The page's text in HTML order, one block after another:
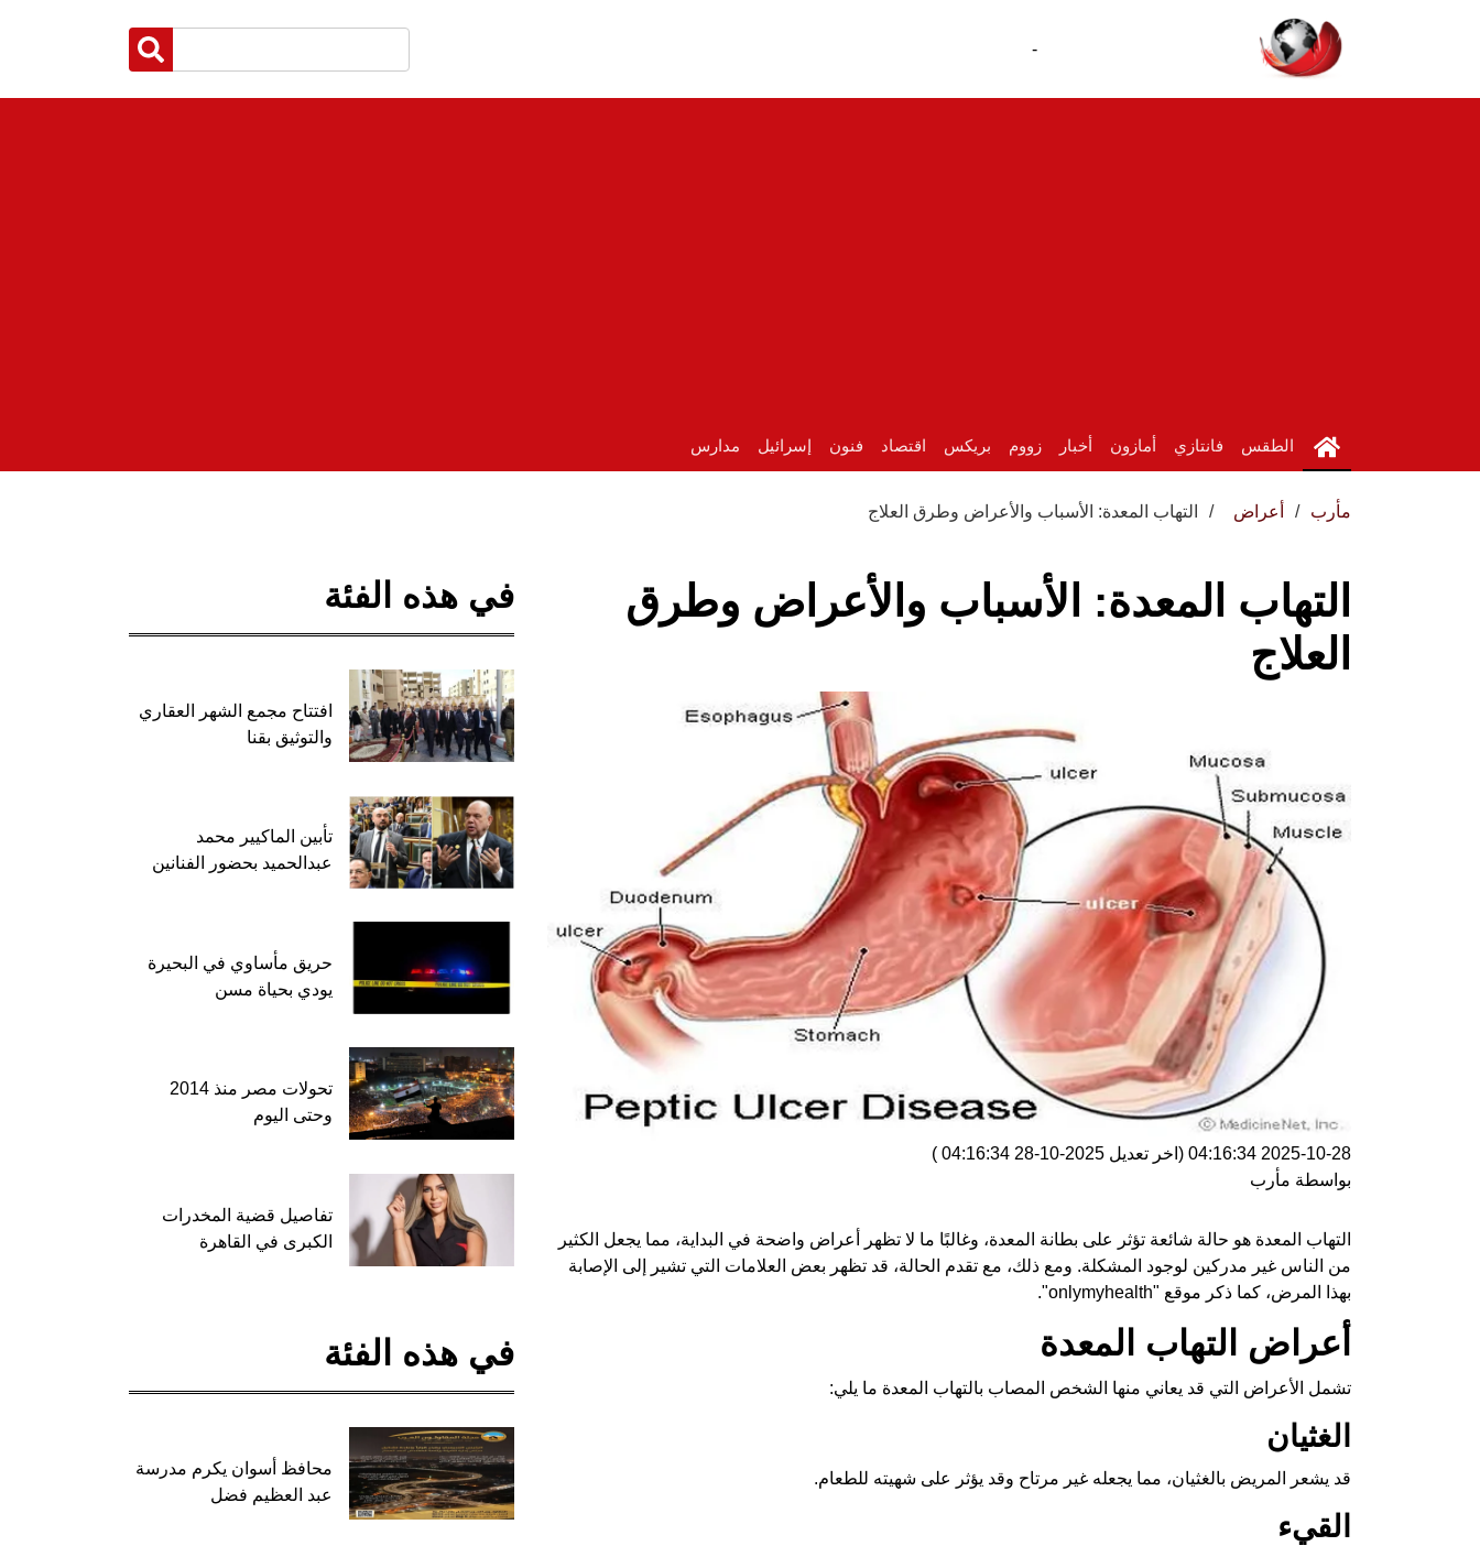
-
الطقس فانتازي أمازون أخبار زووم بريكس اقتصاد فنون إسرائيل مدارس
مأرب أعراض التهاب المعدة: الأسباب والأعراض وطرق العلاج
التهاب المعدة: الأسباب والأعراض وطرق
العلاج
2025-10-28 04:16:34 (اخر تعديل 2025-10-28 04:16:34
)
بواسطة مأرب
التهاب المعدة هو حالة شائعة تؤثر على بطانة المعدة، وغالبًا ما لا تظهر أعراض واضحة في البداية، مما يجعل الكثير
من الناس غير مدركين لوجود المشكلة. ومع ذلك، مع تقدم الحالة، قد تظهر بعض العلامات التي تشير إلى الإصابة
بهذا المرض، كما ذكر موقع "onlymyhealth".
أعراض التهاب المعدة
تشمل الأعراض التي قد يعاني منها الشخص المصاب بالتهاب المعدة ما يلي:
الغثيان
قد يشعر المريض بالغثيان، مما يجعله غير مرتاح وقد يؤثر على شهيته للطعام.
القيء
في هذه الفئة
افتتاح مجمع الشهر العقاري
والتوثيق بقنا
تأبين الماكيير محمد
عبدالحميد بحضور الفنانين
حريق مأساوي في البحيرة
يودي بحياة مسن
تحولات مصر منذ 2014
وحتى اليوم
تفاصيل قضية المخدرات
الكبرى في القاهرة
في هذه الفئة
محافظ أسوان يكرم مدرسة
عبد العظيم فضل